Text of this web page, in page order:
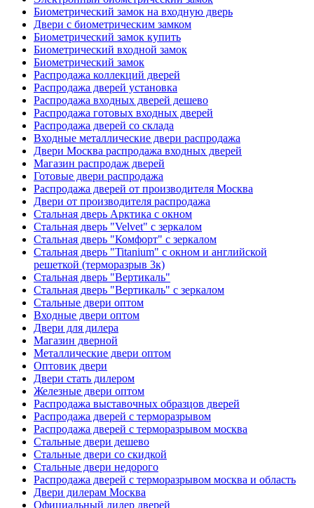
Биометрический замок на входную дверь
Двери с биометрическим замком
Биометрический замок купить
Биометрический входной замок
Биометрический замок
Распродажа коллекций дверей
Распродажа дверей установка
Распродажа входных дверей дешево
Распродажа готовых входных дверей
Распродажа дверей со склада
Входные металлические двери распродажа
Двери Москва распродажа входных дверей
Магазин распродаж дверей
Готовые двери распродажа
Распродажа дверей от производителя Москва
Двери от производителя распродажа
Стальная дверь Арктика с окном
Стальная дверь "Velvet" с зеркалом
Стальная дверь "Комфорт" с зеркалом
Стальная дверь "Titanium" с окном и английской
решеткой (терморазрыв 3к)
Стальная дверь "Вертикаль"
Стальная дверь "Вертикаль" с зеркалом
Стальные двери оптом
Входные двери оптом
Двери для дилера
Магазин дверной
Металлические двери оптом
Оптовик двери
Двери стать дилером
Железные двери оптом
Распродажа выставочных образцов дверей
Распродажа дверей с терморазрывом
Распродажа дверей с терморазрывом москва
Стальные двери дешево
Стальные двери со скидкой
Стальные двери недорого
Распродажа дверей с терморазрывом москва и область
Двери дилерам Москва
Официальный дилер дверей